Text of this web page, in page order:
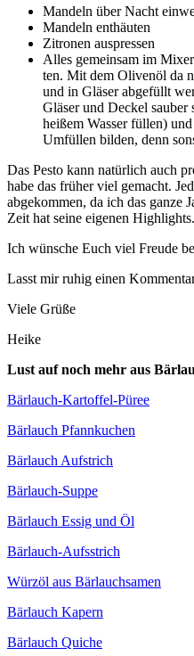
Man­deln über Nacht
Man­deln enthäuten
Zitro­nen auspressen
Alles gemein­sam im
ten. Mit dem Oli­ven­öl da
und in Glä­ser abge­füllt
Glä­ser und Deckel
hei­ßem Was­ser fül­len)
Umfül­len bil­den, denn
Das Pes­to kann natür­lich auch
habe das frü­her viel gemacht.
abge­kom­men, da ich das gan­ze
Zeit hat sei­ne eige­nen
Ich wün­sche Euch viel Freu­de
Lasst mir ruhig einen
Vie­le Grüße
Hei­ke
Lust auf noch mehr aus
Bär­lauch-Kar­tof­fel-Püree
Bär­lauch Pfannkuchen
Bär­lauch Aufstrich
Bär­lauch-Sup­pe
Bär­lauch Essig und Öl
Bär­lauch-Auf­sstrich
Würz­öl aus Bärlauchsamen
Bär­lauch Kapern
Bär­lauch Quiche